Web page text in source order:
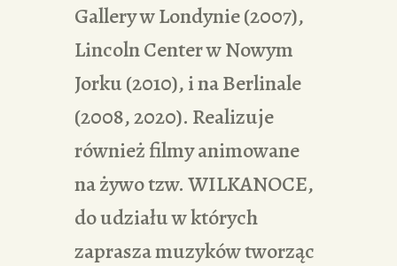
Gallery w Londynie (2007),
Lincoln Center w Nowym
Jorku (2010), i na Berlinale
(2008, 2020). Realizuje
również filmy animowane
na żywo tzw. WILKANOCE,
do udziału w których
zaprasza muzyków tworząc